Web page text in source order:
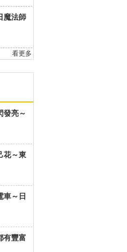
魔法師
看更多
發亮～
花～東
車～日
有豐富